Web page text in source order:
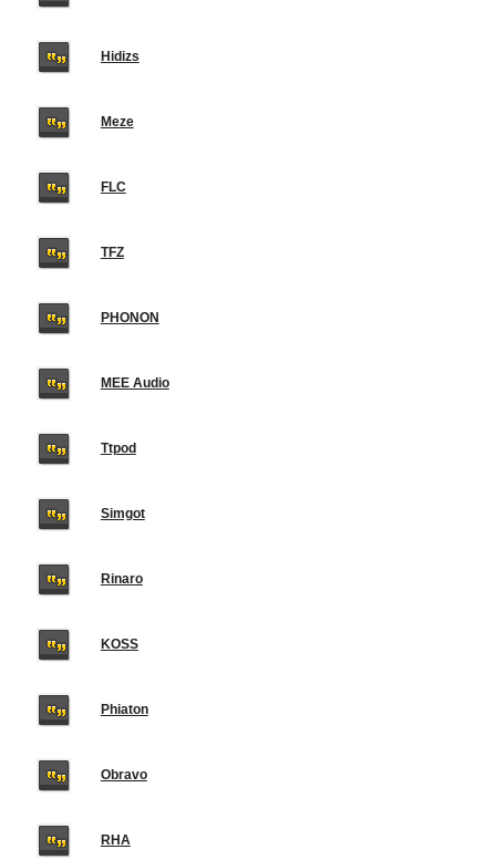
Hidizs
Meze
FLC
TFZ
PHONON
MEE Audio
Ttpod
Simgot
Rinaro
KOSS
Phiaton
Obravo
RHA